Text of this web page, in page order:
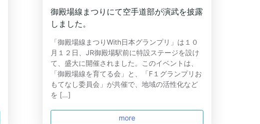
御殿場線まつりにて空手道部が演武を披露
しました。
「御殿場線まつりWith日本グランプリ」は１０
月１２日、JR御殿場駅前に特設ステージを設け
て、盛大に開催されました。このイベントは、
「御殿場線を育てる会」と、「F１グランプリお
もてなし委員会」が共催で、地域の活性化など
を […]
more